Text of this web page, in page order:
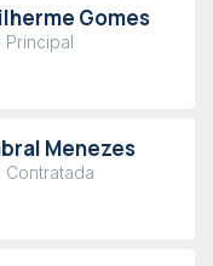
Gomes
Principal
Menezes